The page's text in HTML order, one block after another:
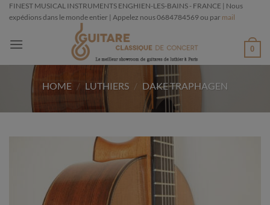
Passer
au
FINEST MUSICAL INSTRUMENTS ENGHIEN-LES-BAINS - FRANCE | Nous
expédions dans le monde entier | Appelez nous 0684784569 ou par mail
0
HOME / LUTHIERS / DAKE TRAPHAGEN